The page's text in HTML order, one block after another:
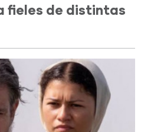
fieles de distintas